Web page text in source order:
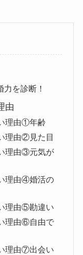
を診断！
由
理由①年齢
理由②見た目
理由③元気が
理由④婚活の
理由⑤勘違い
理由⑥自由で
理由⑦出会い